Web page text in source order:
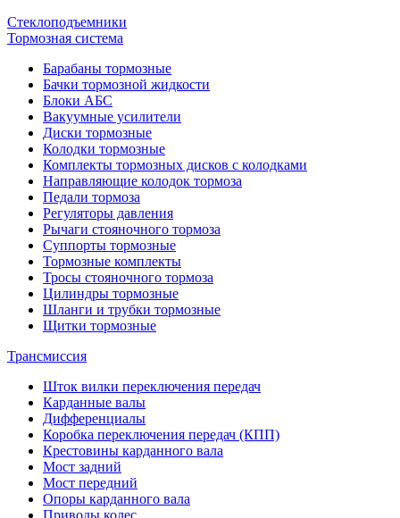
Стеклоподъемники
Тормозная система
Барабаны тормозные
Бачки тормозной жидкости
Блоки АБС
Вакуумные усилители
Диски тормозные
Колодки тормозные
Комплекты тормозных дисков с колодками
Направляющие колодок тормоза
Педали тормоза
Регуляторы давления
Рычаги стояночного тормоза
Суппорты тормозные
Тормозные комплекты
Тросы стояночного тормоза
Цилиндры тормозные
Шланги и трубки тормозные
Щитки тормозные
Трансмиссия
Шток вилки переключения передач
Карданные валы
Дифференциалы
Коробка переключения передач (КПП)
Крестовины карданного вала
Мост задний
Мост передний
Опоры карданного вала
Приводы колес